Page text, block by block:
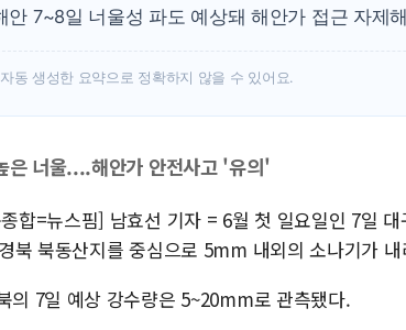
특
李
트
안 7~8일 너울성 파도 예상돼 해안가 접근 자제
동 생성한 요약으로 정확하지 않을 수 있어요.
은 너울....해안가 안전사고 '유의'
합=뉴스핌] 남효선 기자 = 6월 첫 일요일인 7일
북 북동산지를 중심으로 5mm 내외의 소나기가
의 7일 예상 강수량은 5~20mm로 관측됐다.